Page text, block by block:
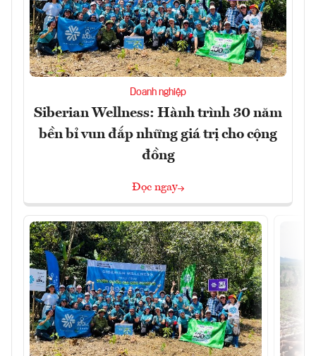
Doanh nghiệp
Siberian Wellness: Hành trình 30 năm
bền bỉ vun đắp những giá trị cho cộng
đồng
Đọc ngay